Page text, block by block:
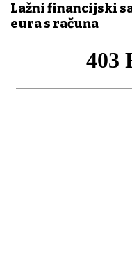
Lažni financijski
eura s računa